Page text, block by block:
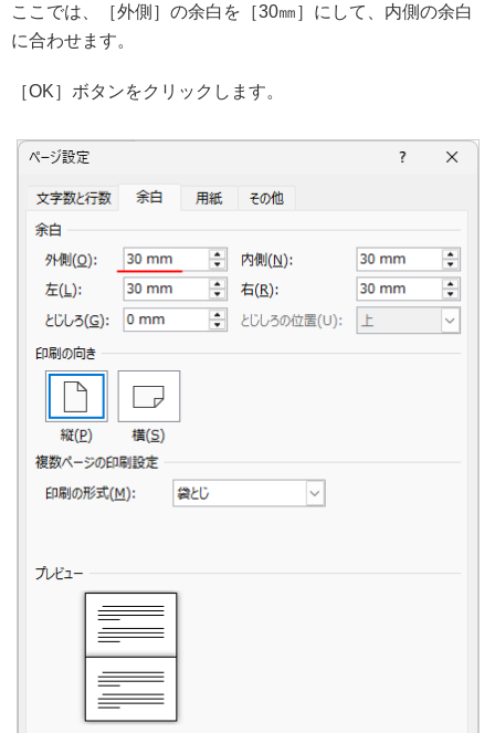
ここでは、［外側］の余白を［30㎜］にして、内側の余白
に合わせます。
［OK］ボタンをクリックします。